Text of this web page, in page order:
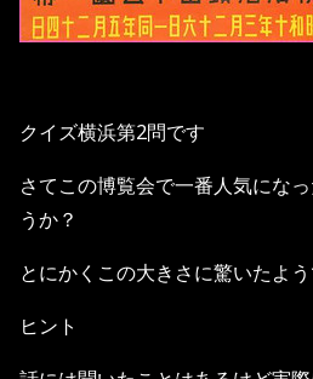
クイズ横浜第2問です
さてこの博覧会で一番人気にな
うか？
とにかくこの大きさに驚いたよ
ヒント